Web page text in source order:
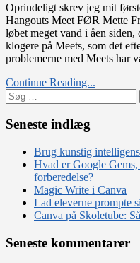
med
på
Oprindeligt skrev jeg mit
Hangouts Meet FØR Mette
løbet meget vand i åen
klogere på Meets, som det
problemerne med Meets
Continue Reading...
Søg
efter:
Seneste indlæg
Brug kunstig
Hvad er Google
forberedelse?
Magic Write i Canva
Lad eleverne prompte
Canva på Skoletube:
Seneste kommentarer